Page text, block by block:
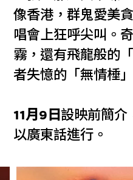
像香港，群鬼愛美
唱會上狂呼尖叫。
霧，還有飛龍般的
者失憶的「無情棰
11月9日 設映前簡介
以廣東話進行。